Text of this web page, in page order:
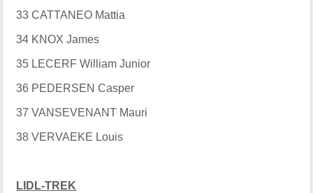
33 CATTANEO Mattia
34 KNOX James
35 LECERF William Junior
36 PEDERSEN Casper
37 VANSEVENANT Mauri
38 VERVAEKE Louis
LIDL-TREK